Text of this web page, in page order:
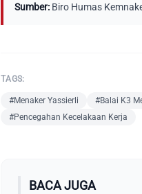
Sumber: Biro Humas
TAGS:
#Menaker Yassierli #Balai K3
#Pencegahan Kecelakaan Kerja
BACA JUGA